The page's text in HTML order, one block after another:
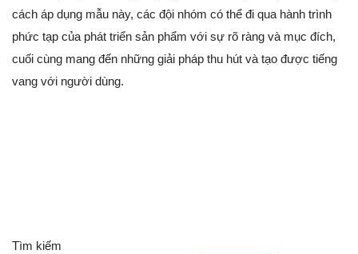
cách áp dụng mẫu này, các đội nhóm có thể đi qua hành trình
phức tạp của phát triển sản phẩm với sự rõ ràng và mục đích,
cuối cùng mang đến những giải pháp thu hút và tạo được tiếng
vang với người dùng.
Tìm kiếm